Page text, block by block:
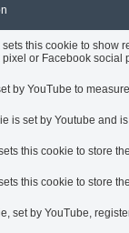
sets this cookie to show
pixel or Facebook social
by YouTube to
is set by Youtube and
this cookie to store
this cookie to store
set by YouTube,